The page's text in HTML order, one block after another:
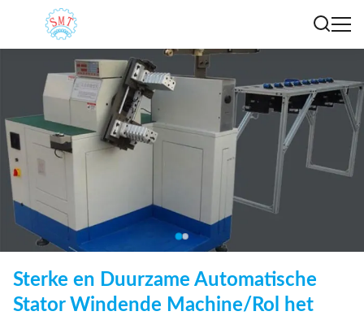
Sterke en Duurzame Automatische
Stator Windende Machine/Rol het